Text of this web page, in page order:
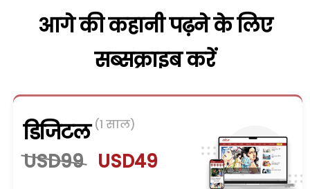
आगे की कहानी पढ़ने के लिए
सब्सक्राइब करें
डिजिटल (1 साल)
USD99 USD49